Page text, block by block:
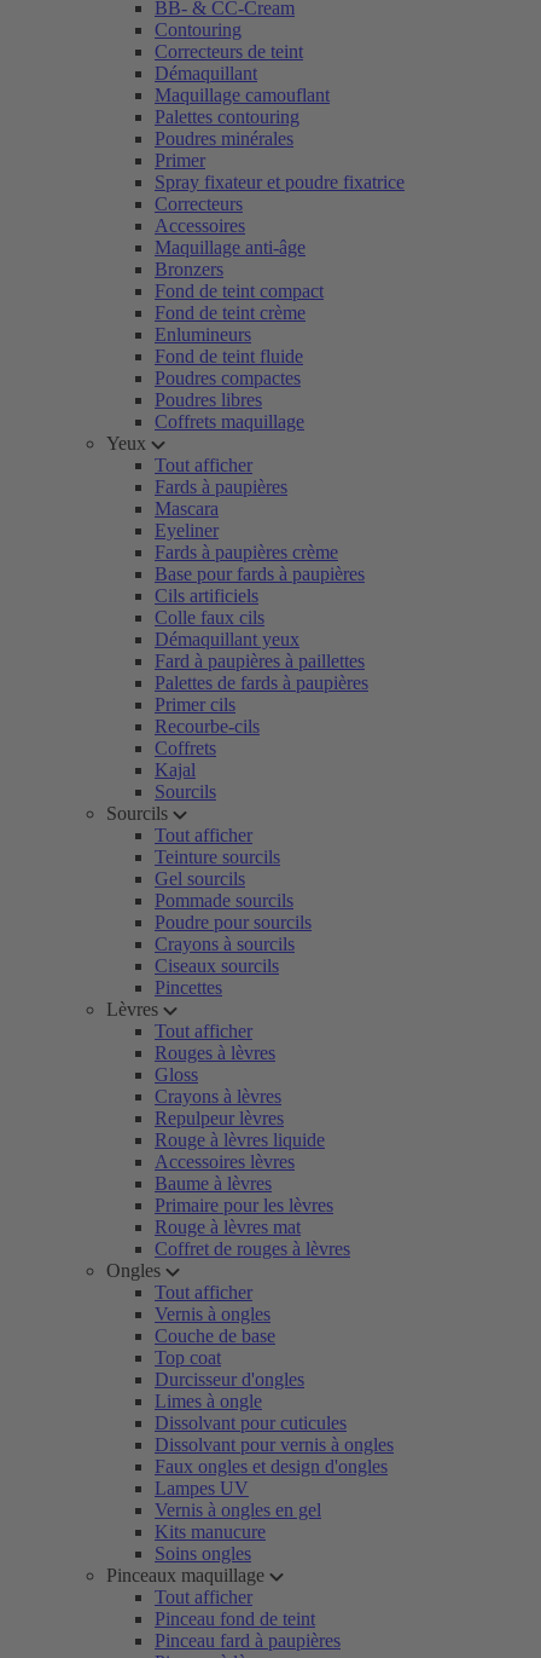
BB- & CC-Cream
Contouring
Correcteurs de teint
Démaquillant
Maquillage camouflant
Palettes contouring
Poudres minérales
Primer
Spray fixateur et poudre fixatrice
Correcteurs
Accessoires
Maquillage anti-âge
Bronzers
Fond de teint compact
Fond de teint crème
Enlumineurs
Fond de teint fluide
Poudres compactes
Poudres libres
Coffrets maquillage
Yeux
Tout afficher
Fards à paupières
Mascara
Eyeliner
Fards à paupières crème
Base pour fards à paupières
Cils artificiels
Colle faux cils
Démaquillant yeux
Fard à paupières à paillettes
Palettes de fards à paupières
Primer cils
Recourbe-cils
Coffrets
Kajal
Sourcils
Sourcils
Tout afficher
Teinture sourcils
Gel sourcils
Pommade sourcils
Poudre pour sourcils
Crayons à sourcils
Ciseaux sourcils
Pincettes
Lèvres
Tout afficher
Rouges à lèvres
Gloss
Crayons à lèvres
Repulpeur lèvres
Rouge à lèvres liquide
Accessoires lèvres
Baume à lèvres
Primaire pour les lèvres
Rouge à lèvres mat
Coffret de rouges à lèvres
Ongles
Tout afficher
Vernis à ongles
Couche de base
Top coat
Durcisseur d'ongles
Limes à ongle
Dissolvant pour cuticules
Dissolvant pour vernis à ongles
Faux ongles et design d'ongles
Lampes UV
Vernis à ongles en gel
Kits manucure
Soins ongles
Pinceaux maquillage
Tout afficher
Pinceau fond de teint
Pinceau fard à paupières